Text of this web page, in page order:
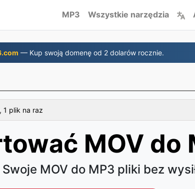
MP3 Wszystkie narzędzia
— Kup swoją domenę od 2 dolarów rocznie.
1 plik na raz
MOV do
MOV do MP3 pliki bez